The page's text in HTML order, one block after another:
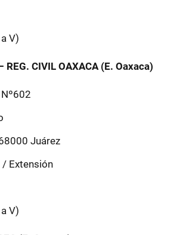
V)
REG. CIVIL OAXACA (E. Oaxaca)
Juárez
/ Extensión
V)